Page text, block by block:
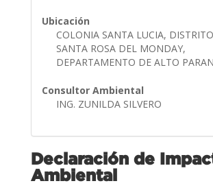
Ubicación
COLONIA SANTA LUCIA,
SANTA ROSA DEL MONDAY,
DEPARTAMENTO DE ALTO
Consultor Ambiental
ING. ZUNILDA SILVERO
Declaración de
Ambiental